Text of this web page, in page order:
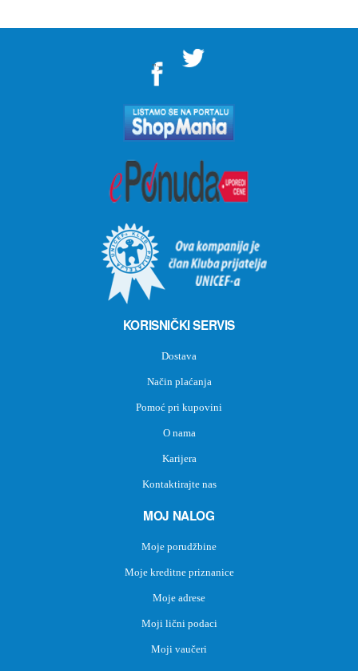
">
KORISNIČKI SERVIS
Dostava
Način plaćanja
Pomoć pri kupovini
O nama
Karijera
Kontaktirajte nas
MOJ NALOG
Moje porudžbine
Moje kreditne priznanice
Moje adrese
Moji lični podaci
Moji vaučeri